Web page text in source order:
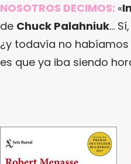
NOSOTROS DECIMOS: «
de Chuck Palahniuk…
¿y todavía no
es que ya iba siendo